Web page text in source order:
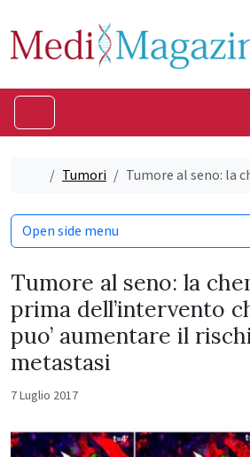
HomeTumori Tumore al seno: la
Tumore al seno: la
prima dell’intervento
puo’ aumentare il
metastasi
7 Luglio 2017
Open side menu